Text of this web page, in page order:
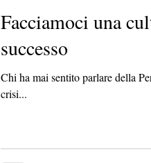
Facciamoci una
successo
Chi ha mai sentito parlare della
crisi...